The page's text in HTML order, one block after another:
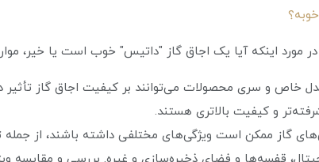
مورد اینکه آیا یک اجاق گاز "داتیس" خوب است یا خیر، موارد
خاص و سری محصولات می‌توانند بر کیفیت اجاق گاز تأثیر
و کیفیت بالاتری هستند.
گاز ممکن است ویژگی‌های مختلفی داشته باشند، از جمله